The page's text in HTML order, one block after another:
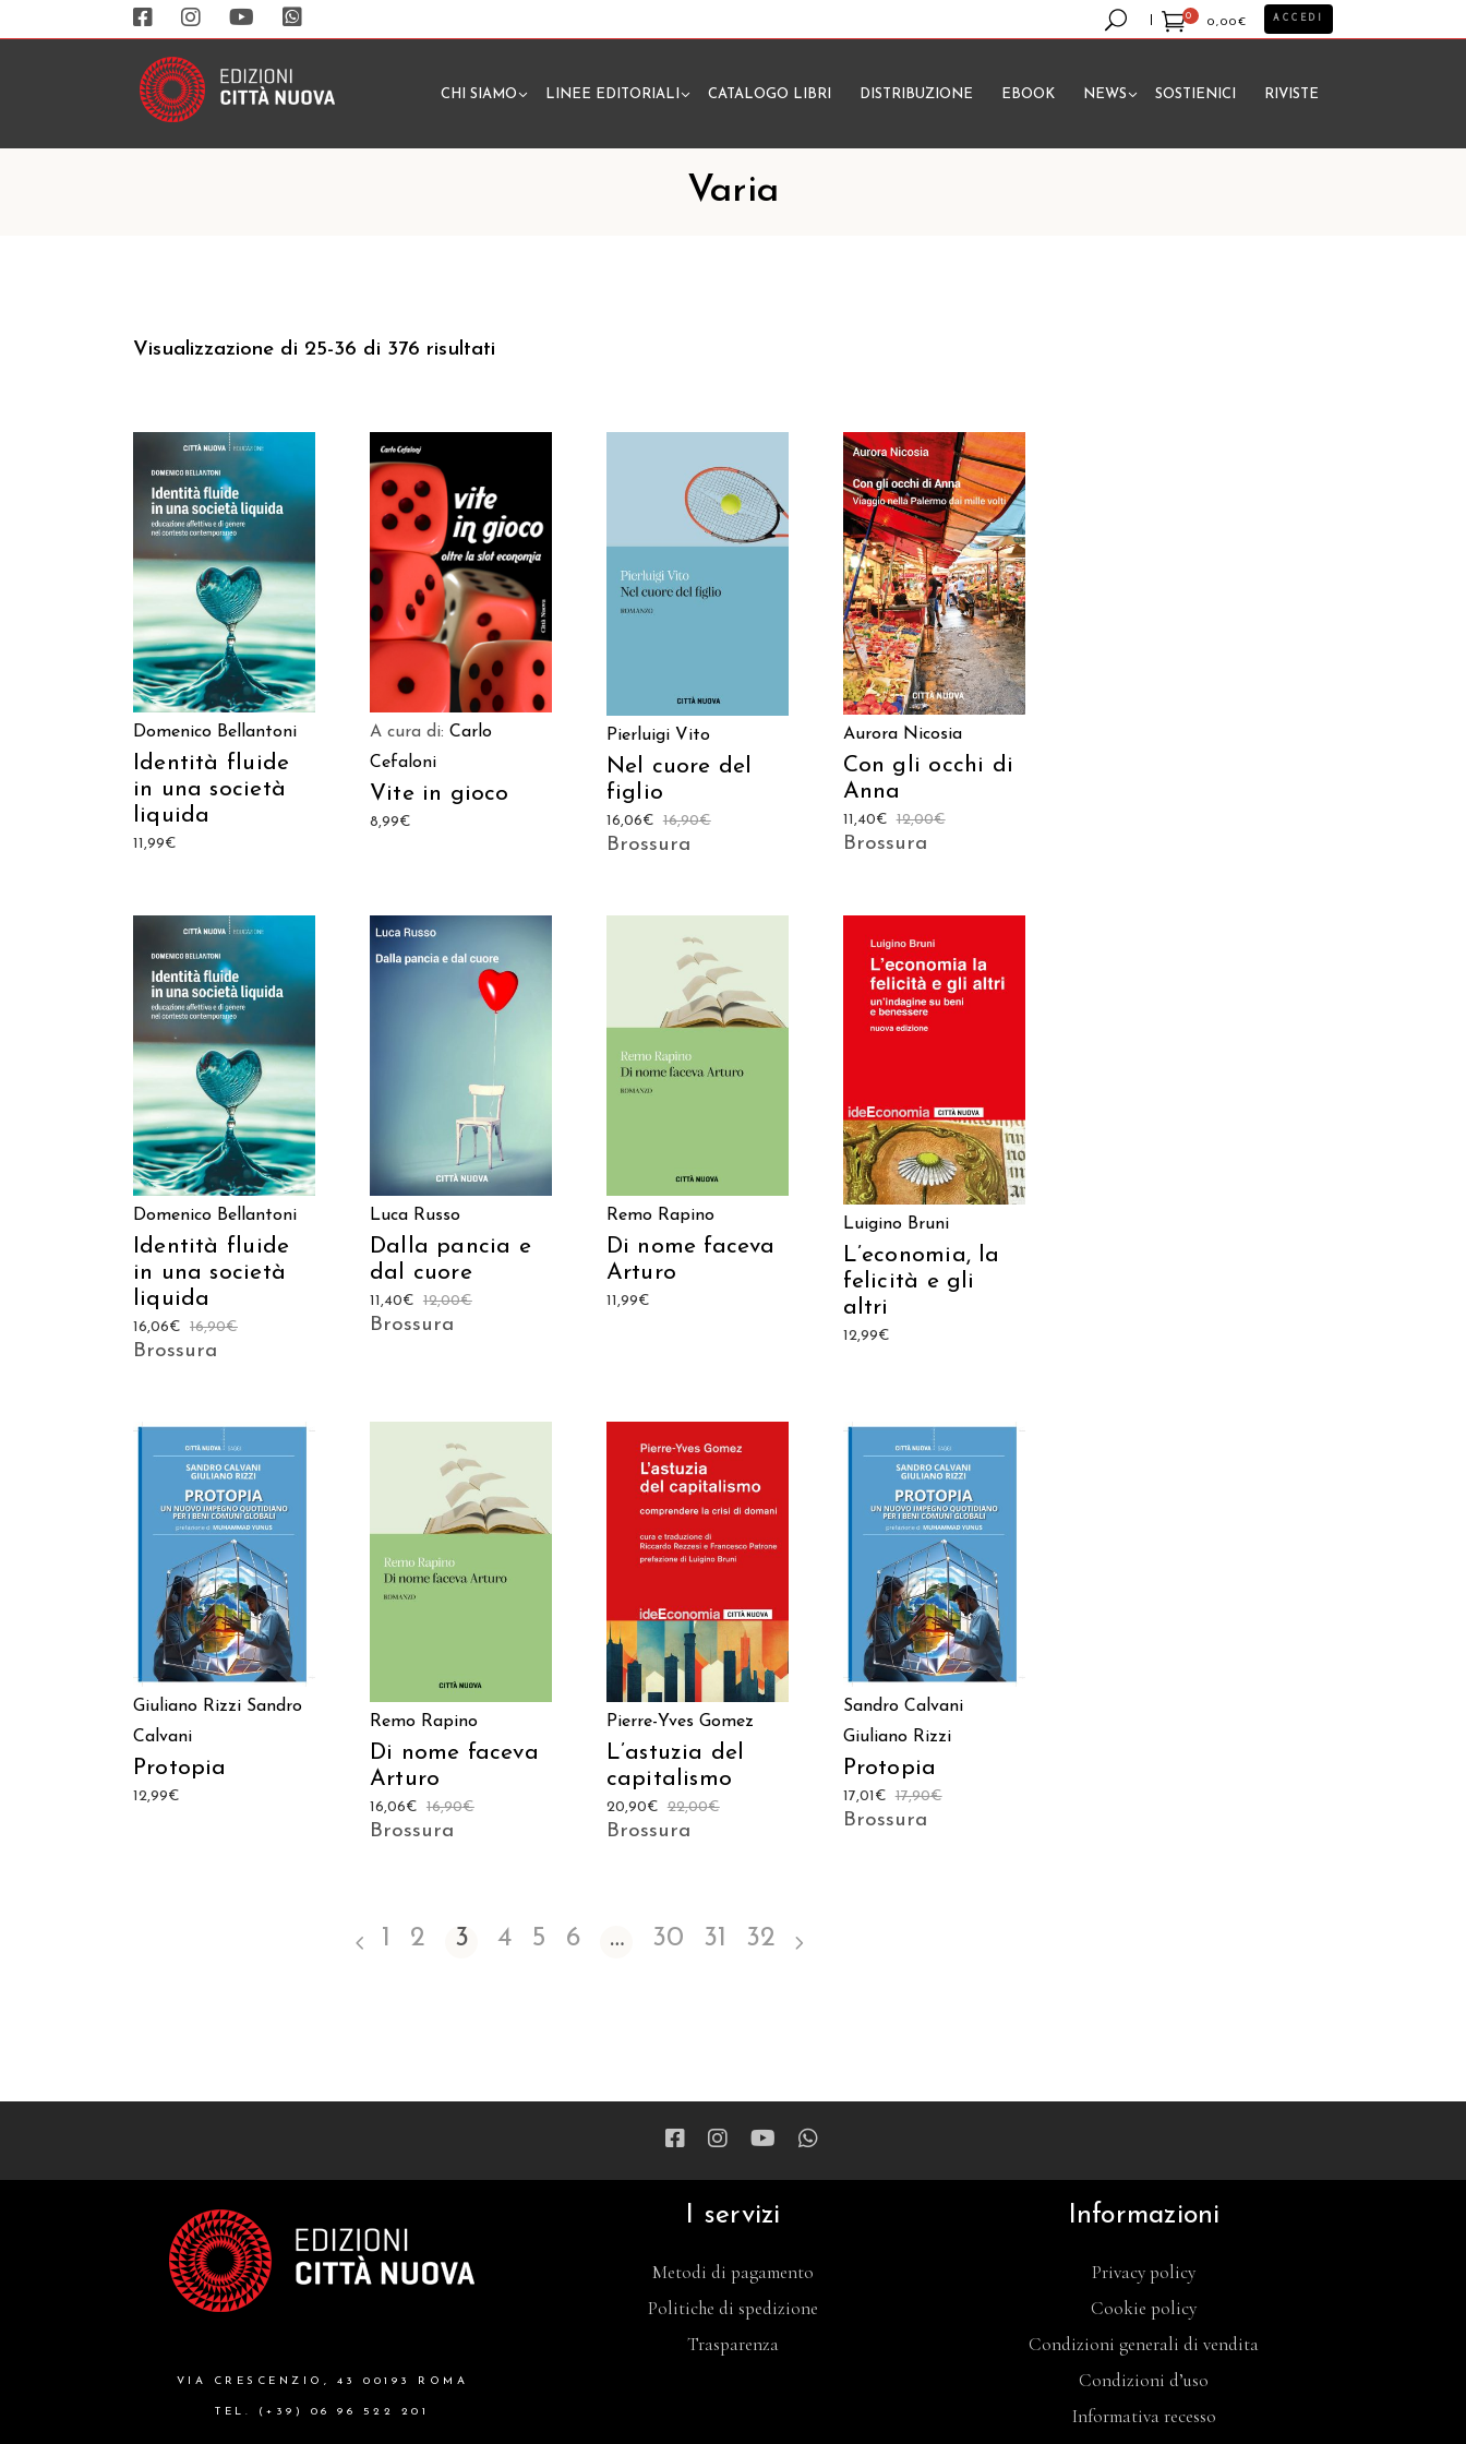
0
0,00€
Nessun prodotto nel carrello.
ACCEDI
CHI SIAMO LINEE EDITORIALI CATALOGO LIBRI DISTRIBUZIONE EBOOK NEWS SOSTIENICI RIVISTE
Varia
Visualizzazione di 25-36 di 376 risultati
AGGIUNGI AL CARRELLO
Domenico Bellantoni
Identità fluide
in una società
liquida
11,99€
AGGIUNGI AL CARRELLO
A cura di: Carlo
Cefaloni
Vite in gioco
8,99€
AGGIUNGI AL CARRELLO
Pierluigi Vito
Nel cuore del
figlio
16,90€
16,06€
Brossura
AGGIUNGI AL CARRELLO
Aurora Nicosia
Con gli occhi di
Anna
12,00€
11,40€
Brossura
AGGIUNGI AL CARRELLO
Domenico Bellantoni
Identità fluide
in una società
liquida
16,90€
16,06€
Brossura
Luca Russo
Dalla pancia e
dal cuore
12,00€
11,40€
Brossura
AGGIUNGI AL CARRELLO
Remo Rapino
Di nome faceva
Arturo
11,99€
Luigino Bruni
L’economia, la
felicità e gli
altri
12,99€
AGGIUNGI AL CARRELLO
Giuliano Rizzi Sandro
Calvani
Protopia
12,99€
AGGIUNGI AL CARRELLO
Remo Rapino
Di nome faceva
Arturo
16,90€
16,06€
Brossura
AGGIUNGI AL CARRELLO
Pierre-Yves Gomez
L’astuzia del
capitalismo
22,00€
20,90€
Brossura
AGGIUNGI AL CARRELLO
Sandro Calvani
Giuliano Rizzi
Protopia
17,90€
17,01 €
Brossura
1 2 3 4 5 6 … 30 31 32
VIA CRESCENZIO, 43 00193 ROMA
TEL. (+39) 06 96 522 201
I servizi
Metodi di pagamento
Politiche di spedizione
Trasparenza
Informazioni
Privacy policy
Cookie policy
Condizioni generali di vendita
Condizioni d’uso
Informativa recesso